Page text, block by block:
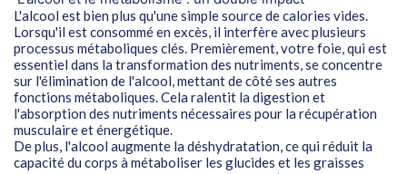
L'alcool est bien plus qu'une simple source de calories vides.
Lorsqu'il est consommé en excès, il interfère avec plusieurs
processus métaboliques clés. Premièrement, votre foie, qui est
essentiel dans la transformation des nutriments, se concentre
sur l'élimination de l'alcool, mettant de côté ses autres
fonctions métaboliques. Cela ralentit la digestion et
l'absorption des nutriments nécessaires pour la récupération
musculaire et énergétique.
De plus, l'alcool augmente la déshydratation, ce qui réduit la
capacité du corps à métaboliser les glucides et les graisses